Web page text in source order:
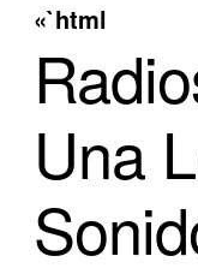
«`html
Una